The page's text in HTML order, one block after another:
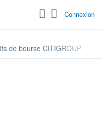
Connexion
de bourse CITIGROUP